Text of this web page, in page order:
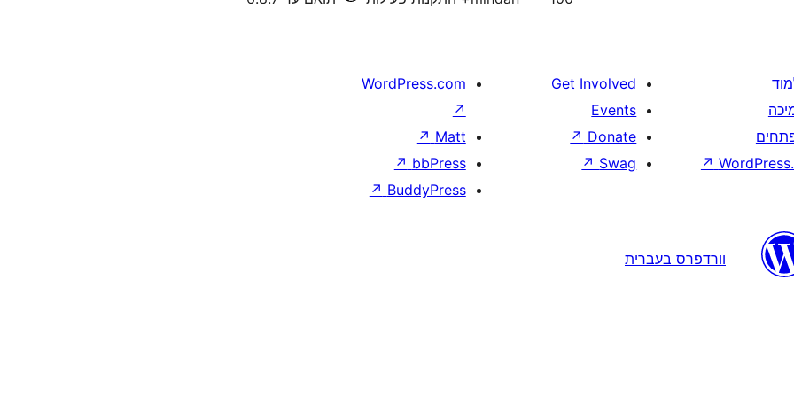
↗
Get Involved
Events
Donate
↗
Swag
↗
WordPress.com
↗
Matt
↗
bbPress
↗
BuddyPress
↗
וורדפרס בעברית